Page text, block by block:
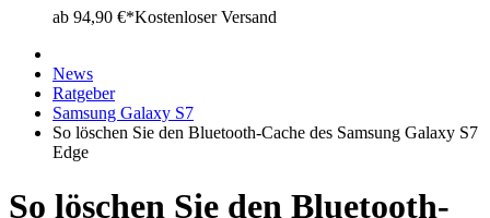
ab 94,90 €*Kostenloser Versand
News
Ratgeber
Samsung Galaxy S7
So löschen Sie den Bluetooth-Cache des Samsung Galaxy S7
Edge
So löschen Sie den Bluetooth-